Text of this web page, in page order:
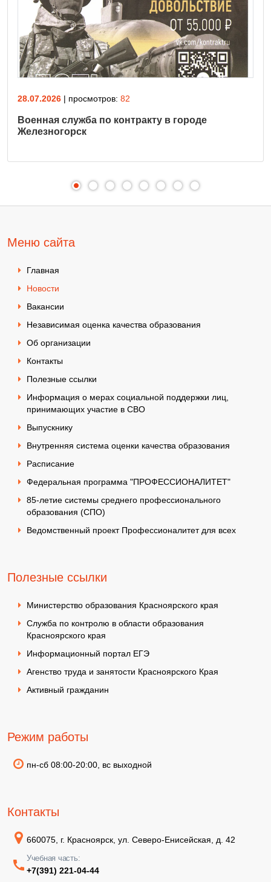
28.07.2026 | просмотров: 82
Военная служба по контракту в городе
Железногорск
Меню сайта
Главная
Новости
Вакансии
Независимая оценка качества образования
Об организации
Контакты
Полезные ссылки
Информация о мерах социальной поддержки лиц,
принимающих участие в СВО
Выпускнику
Внутренняя система оценки качества образования
Расписание
Федеральная программа "ПРОФЕССИОНАЛИТЕТ"
85-летие системы среднего профессионального
образования (СПО)
Ведомственный проект Профессионалитет для всех
Полезные ссылки
Министерство образования Красноярского края
Служба по контролю в области образования
Красноярского края
Информационный портал ЕГЭ
Агенство труда и занятости Красноярского Края
Активный гражданин
Режим работы
пн-сб 08:00-20:00, вс выходной
Контакты
660075, г. Красноярск, ул. Северо-Енисейская, д. 42
Учебная часть:
+7(391) 221-04-44